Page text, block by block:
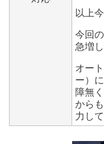
以上
今回
急増
オー
ー）
障無
から
力し